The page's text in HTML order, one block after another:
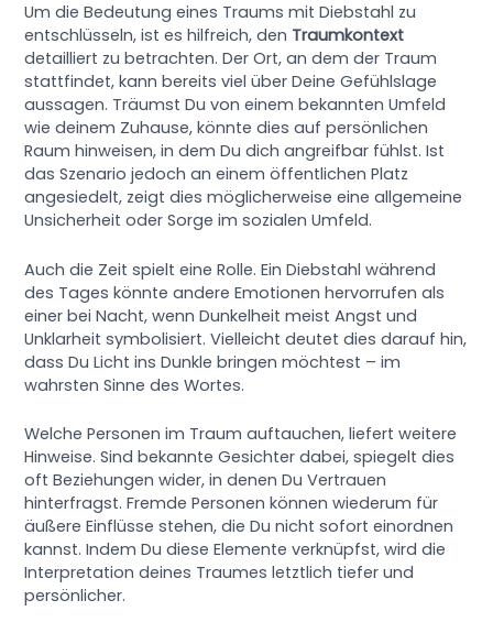
Um die Bedeutung eines Traums mit Diebstahl zu
entschlüsseln, ist es hilfreich, den Traumkontext
detailliert zu betrachten. Der Ort, an dem der Traum
stattfindet, kann bereits viel über Deine Gefühlslage
aussagen. Träumst Du von einem bekannten Umfeld
wie deinem Zuhause, könnte dies auf persönlichen
Raum hinweisen, in dem Du dich angreifbar fühlst. Ist
das Szenario jedoch an einem öffentlichen Platz
angesiedelt, zeigt dies möglicherweise eine allgemeine
Unsicherheit oder Sorge im sozialen Umfeld.
Auch die Zeit spielt eine Rolle. Ein Diebstahl während
des Tages könnte andere Emotionen hervorrufen als
einer bei Nacht, wenn Dunkelheit meist Angst und
Unklarheit symbolisiert. Vielleicht deutet dies darauf hin,
dass Du Licht ins Dunkle bringen möchtest – im
wahrsten Sinne des Wortes.
Welche Personen im Traum auftauchen, liefert weitere
Hinweise. Sind bekannte Gesichter dabei, spiegelt dies
oft Beziehungen wider, in denen Du Vertrauen
hinterfragst. Fremde Personen können wiederum für
äußere Einflüsse stehen, die Du nicht sofort einordnen
kannst. Indem Du diese Elemente verknüpfst, wird die
Interpretation deines Traumes letztlich tiefer und
persönlicher.